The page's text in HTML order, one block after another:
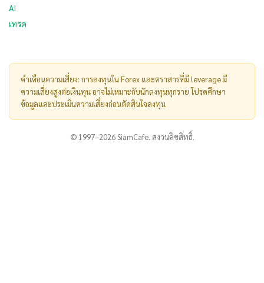
AI
เทรด
คำเตือนความเสี่ยง: การลงทุนใน Forex และตราสารที่มี leverage มี
ความเสี่ยงสูงต่อเงินทุน อาจไม่เหมาะกับนักลงทุนทุกราย โปรดศึกษา
ข้อมูลและประเมินความเสี่ยงก่อนตัดสินใจลงทุน
© 1997–2026 SiamCafe. สงวนลิขสิทธิ์.